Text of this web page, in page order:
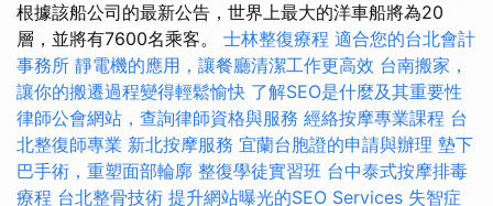
根據該船公司的最新公告，世界上最大的洋車船將為20
層，並將有7600名乘客。 士林整復療程 適合您的台北會計
事務所 靜電機的應用，讓餐廳清潔工作更高效 台南搬家，
讓你的搬遷過程變得輕鬆愉快 了解SEO是什麼及其重要性
律師公會網站，查詢律師資格與服務 經絡按摩專業課程 台
北整復師專業 新北按摩服務 宜蘭台胞證的申請與辦理 墊下
巴手術，重塑面部輪廓 整復學徒實習班 台中泰式按摩排毒
療程 台北整骨技術 提升網站曝光的SEO Services 失智症